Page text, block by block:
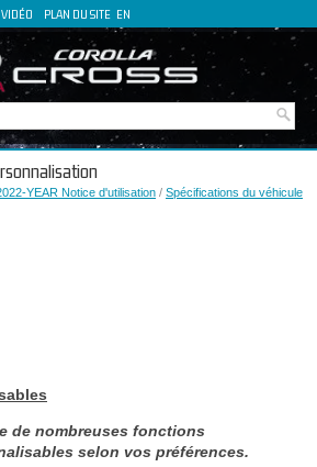
PLAN DU SITE EN
YEAR Notice d'utilisation / Spécifications du véhicule
de nombreuses fonctions
selon vos préférences.